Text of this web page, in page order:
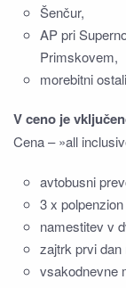
Šenčur,
AP pri
Primskovem,
morebitni
V ceno je
Cena – »all
avtobusni
3 x
namestitev v
zajtrk prvi dan
vsakodnevne